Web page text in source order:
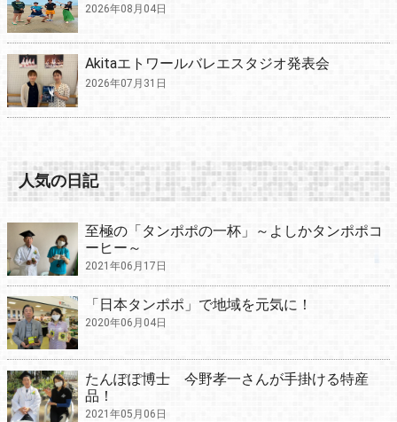
2026年08月04日
Akitaエトワールバレエスタジオ発表会
2026年07月31日
人気の日記
至極の「タンポポの一杯」～よしかタンポポコ
ーヒー～
2021年06月17日
「日本タンポポ」で地域を元気に！
2020年06月04日
たんぽぽ博士 今野孝一さんが手掛ける特産
品！
2021年05月06日